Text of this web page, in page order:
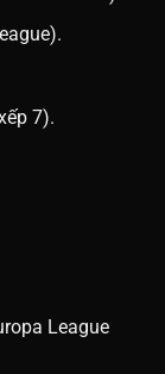
7).
League